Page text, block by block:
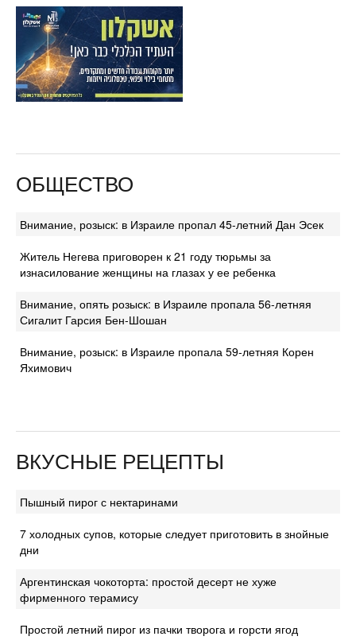
ОБЩЕСТВО
Внимание, розыск: в Израиле пропал 45-летний Дан Эсек
Житель Негева приговорен к 21 году тюрьмы за
изнасилование женщины на глазах у ее ребенка
Внимание, опять розыск: в Израиле пропала 56-летняя
Сигалит Гарсия Бен-Шошан
Внимание, розыск: в Израиле пропала 59-летняя Корен
Яхимович
ВКУСНЫЕ РЕЦЕПТЫ
Пышный пирог с нектаринами
7 холодных супов, которые следует приготовить в знойные
дни
Аргентинская чокоторта: простой десерт не хуже
фирменного терамису
Простой летний пирог из пачки творога и горсти ягод